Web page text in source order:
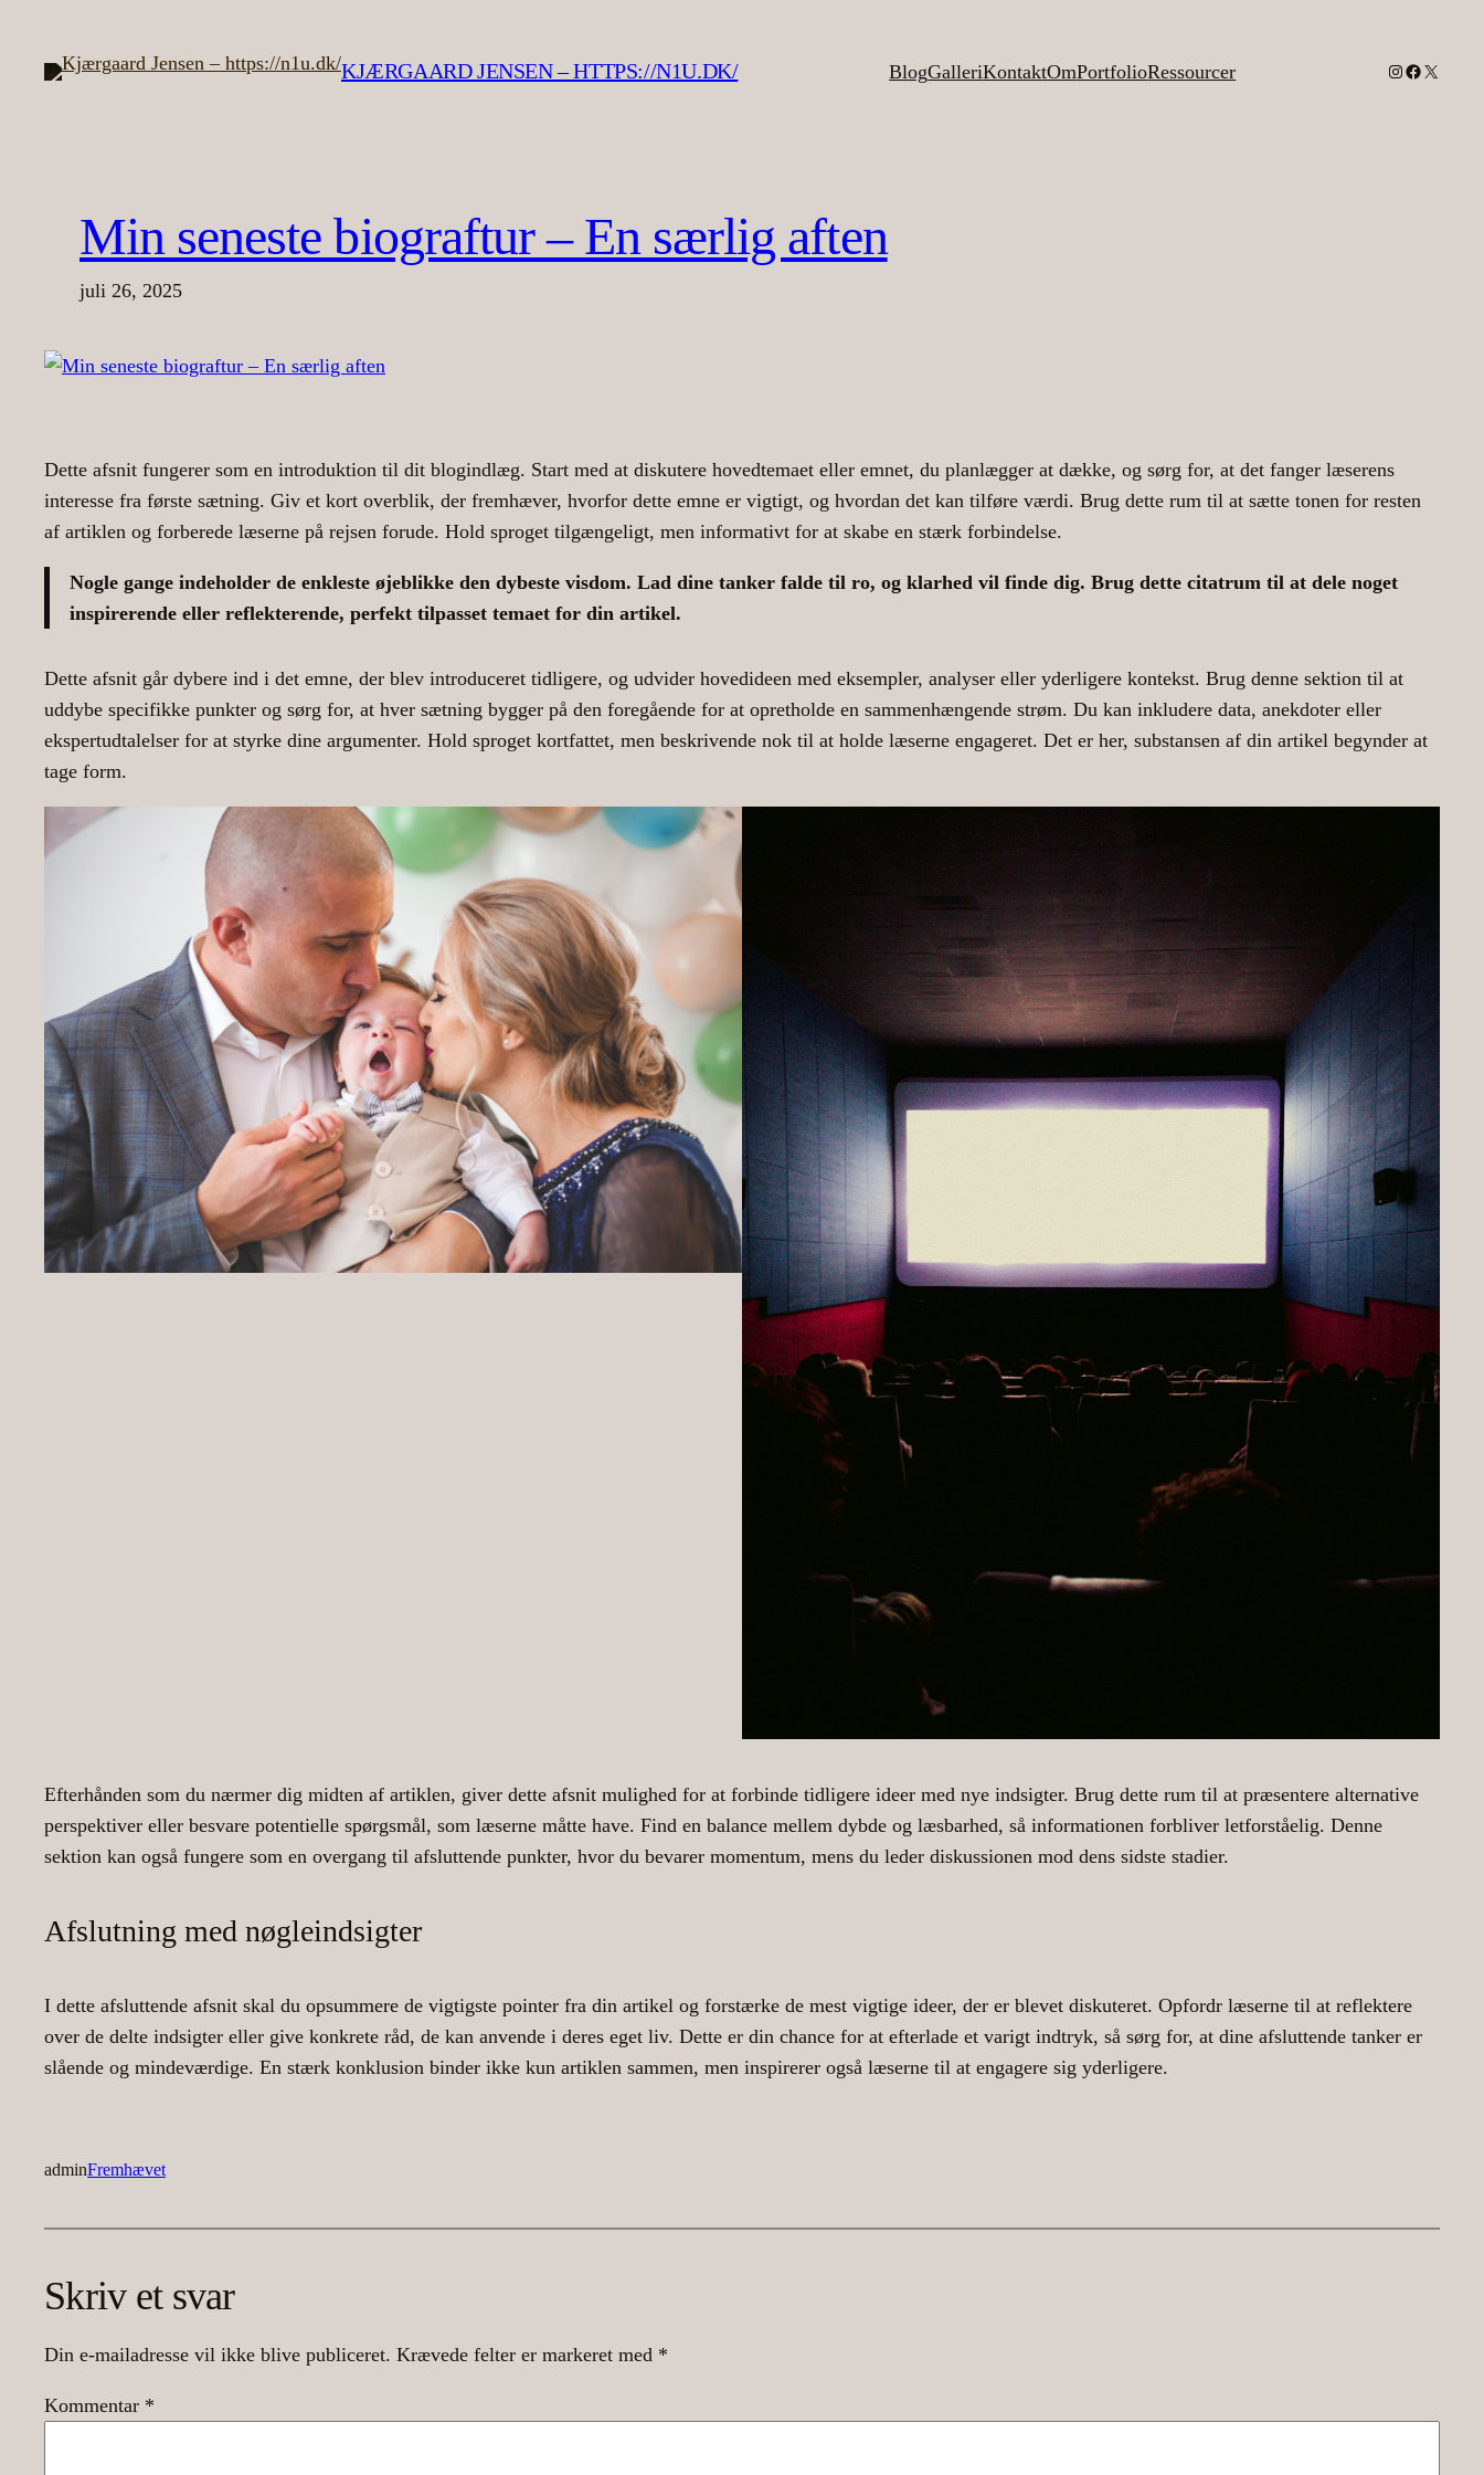
indhold
KJÆRGAARD JENSEN – HTTPS://N1U.DK/ BlogGalleriKontaktOmPortfolioRessourcer Instagram
Facebook
X
Min seneste biograftur – En særlig aften
juli 26, 2025
Dette afsnit fungerer som en introduktion til dit blogindlæg. Start med at diskutere hovedtemaet eller emnet, du planlægger at dække, og sørg for, at det fanger læserens
interesse fra første sætning. Giv et kort overblik, der fremhæver, hvorfor dette emne er vigtigt, og hvordan det kan tilføre værdi. Brug dette rum til at sætte tonen for resten
af artiklen og forberede læserne på rejsen forude. Hold sproget tilgængeligt, men informativt for at skabe en stærk forbindelse.
Nogle gange indeholder de enkleste øjeblikke den dybeste visdom. Lad dine tanker falde til ro, og klarhed vil finde dig. Brug dette citatrum til at dele noget
inspirerende eller reflekterende, perfekt tilpasset temaet for din artikel.
Dette afsnit går dybere ind i det emne, der blev introduceret tidligere, og udvider hovedideen med eksempler, analyser eller yderligere kontekst. Brug denne sektion til at
uddybe specifikke punkter og sørg for, at hver sætning bygger på den foregående for at opretholde en sammenhængende strøm. Du kan inkludere data, anekdoter eller
ekspertudtalelser for at styrke dine argumenter. Hold sproget kortfattet, men beskrivende nok til at holde læserne engageret. Det er her, substansen af din artikel begynder at
tage form.
Efterhånden som du nærmer dig midten af artiklen, giver dette afsnit mulighed for at forbinde tidligere ideer med nye indsigter. Brug dette rum til at præsentere alternative
perspektiver eller besvare potentielle spørgsmål, som læserne måtte have. Find en balance mellem dybde og læsbarhed, så informationen forbliver letforståelig. Denne
sektion kan også fungere som en overgang til afsluttende punkter, hvor du bevarer momentum, mens du leder diskussionen mod dens sidste stadier.
Afslutning med nøgleindsigter
I dette afsluttende afsnit skal du opsummere de vigtigste pointer fra din artikel og forstærke de mest vigtige ideer, der er blevet diskuteret. Opfordr læserne til at reflektere
over de delte indsigter eller give konkrete råd, de kan anvende i deres eget liv. Dette er din chance for at efterlade et varigt indtryk, så sørg for, at dine afsluttende tanker er
slående og mindeværdige. En stærk konklusion binder ikke kun artiklen sammen, men inspirerer også læserne til at engagere sig yderligere.
adminFremhævet
Skriv et svar
Din e-mailadresse vil ikke blive publiceret. Krævede felter er markeret med *
Kommentar *